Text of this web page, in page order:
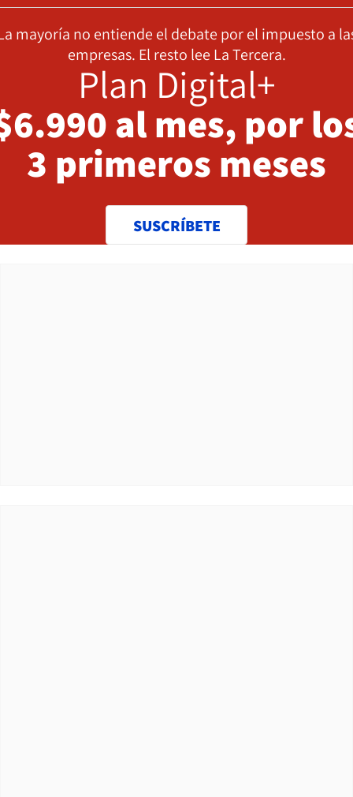
mayoría no entiende el debate por el impuesto a
empresas. El resto lee La Tercera.
Plan Digital+
al mes, por
3 primeros meses
SUSCRÍBETE